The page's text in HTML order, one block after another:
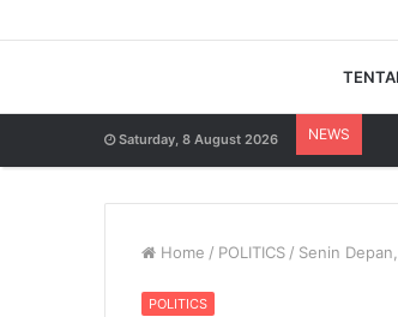
Saturday, 8 August 2026 NEWS
Home / POLITICS / Senin
POLITICS